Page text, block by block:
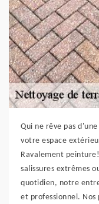
Qui ne rêve pas
votre espace
Ravalement
salissures extrêmes
quotidien, notre
et professionnel.